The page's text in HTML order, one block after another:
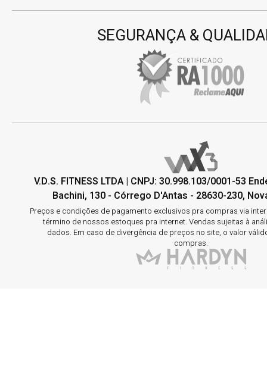
SEGURANÇA &
V.D.S. FITNESS LTDA | CNPJ: 30.998.103/0001-53
Bachini, 130 - Córrego D'Antas - 28630-230,
Preços e condições de pagamento exclusivos pra compras via
término de nossos estoques pra internet. Vendas sujeitas à
dados. Em caso de divergência de preços no site, o valor
compras.